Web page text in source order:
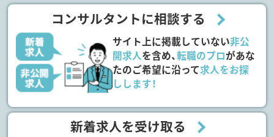
コンサルタントに相談する
サイト上に掲載していない非公
開求人を含め、転職のプロがあな
たのご希望に沿って求人をお探
しします！
新着求人を受け取る